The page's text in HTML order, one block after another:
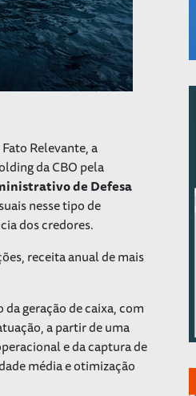
Relevante, a
da CBO pela
de Defesa
nesse tipo de
dos credores.
receita anual de mais
geração de caixa, com
a partir de uma
e da captura de
média e otimização